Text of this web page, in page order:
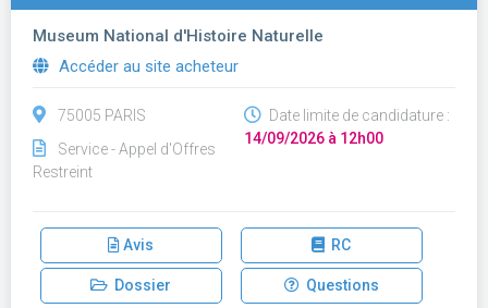
Museum National d'Histoire Naturelle
Accéder au site acheteur
75005 PARIS
Service - Appel d'Offres
Restreint
Date limite de candidature :
14/09/2026 à 12h00
Avis RC
Dossier Questions